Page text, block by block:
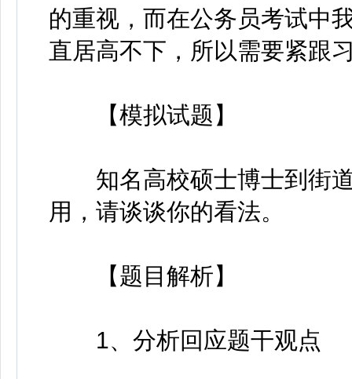
的重视，而在公务员考试中
直居高不下，所以需要紧跟
【模拟试题】
知名高校硕士博士到街道
用，请谈谈你的看法。
【题目解析】
1、分析回应题干观点